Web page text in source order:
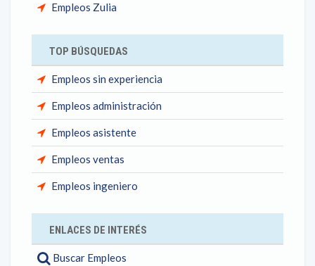
Empleos Zulia
TOP BÚSQUEDAS
Empleos sin experiencia
Empleos administración
Empleos asistente
Empleos ventas
Empleos ingeniero
ENLACES DE INTERÉS
Buscar Empleos